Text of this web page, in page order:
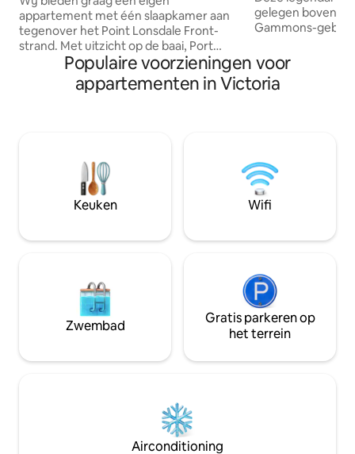
appartement met één slaapkamer aan
tegenover het Point Lonsdale Front-
strand. Met uitzicht op de baai, Port
Phillip Bay hoofden en de
scheepvaartkanalen, is het appartement
10 jaar met moderne armaturen. Het
Het heeft een eigen balkon met
ononderbroken uitzicht op het water.
Ideaal voor 2 personen, maar is geschikt
voor 4 personen. Er zijn twee enkele
overkant van de accommodatie is een
Gemakkelijk toegang tot het
dorpswinkelcentrum ( 5 minuten lopen)
waar je toegang hebt tot een
supermarkt, apotheek en cafés.
dorpscentrum (busdiensten naar
te bezoeken die te bieden hebben - de
Great Ocean Road, Queenscliff, Bellarine
en Mornington Peninsula. Point Lonsdale
gelegen boven
Gammons-
karakter, charme
verleden. Ideaal
komen, de
steenworp
restaurants en
plek in het hart
Populaire voorzieningen voor
appartementen in Victoria
Keuken Wifi
Zwembad
Gratis parkeren op
het terrein
Airconditioning